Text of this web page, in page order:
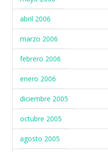
abril 2006
marzo 2006
febrero 2006
enero 2006
diciembre 2005
octubre 2005
agosto 2005